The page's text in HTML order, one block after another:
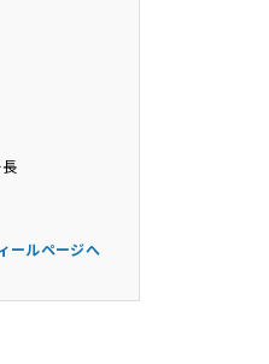
ールページへ